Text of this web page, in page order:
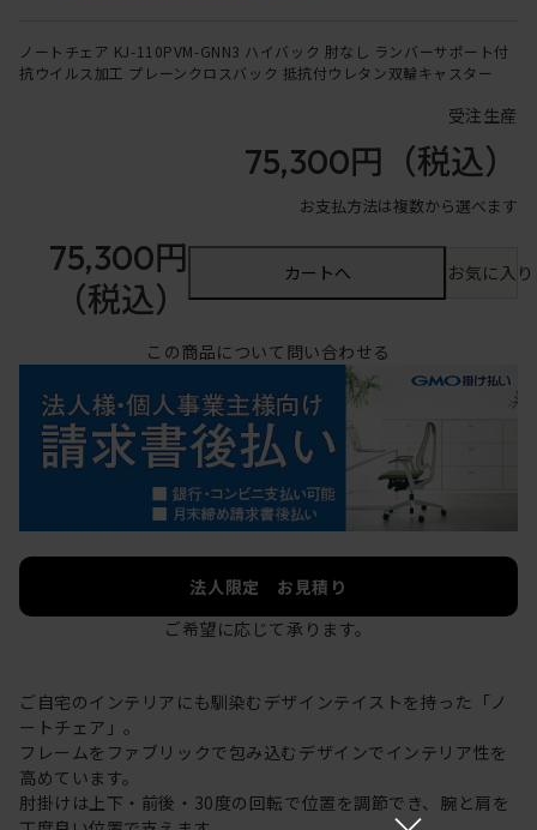
ノートチェア KJ-110PVM-GNN3 ハイバック 肘なし ランバーサポート付
抗ウイルス加工 プレーンクロスバック 抵抗付ウレタン双輪キャスター
受注生産
75,300円 （税込）
お支払方法は複数から選べます
75,300円
（税込）
カートへ お気に入
この商品について問い合わせる
法人限定 お見積り
ご希望に応じて承ります。
ご自宅のインテリアにも馴染むデザインテイストを持った「ノ
ートチェア」。
フレームをファブリックで包み込むデザインでインテリア性を
高めています。
肘掛けは上下・前後・30度の回転で位置を調節でき、腕と肩を